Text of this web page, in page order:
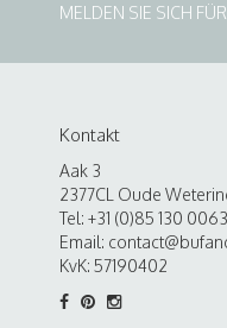
MELDEN SIE SICH
Kontakt
Aak 3
2377CL Oude
Tel: +31 (0)85 130 0063
Email:
KvK: 57190402